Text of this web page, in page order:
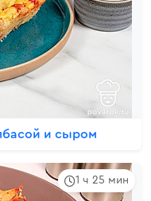
и сыром
1 ч 25 мин